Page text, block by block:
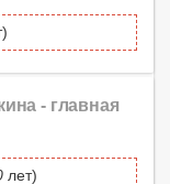
- главная
лет)